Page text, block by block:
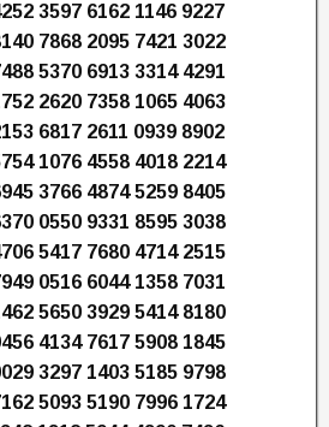
3597 6162 1146 9227
7868 2095 7421 3022
5370 6913 3314 4291
2620 7358 1065 4063
6817 2611 0939 8902
1076 4558 4018 2214
3766 4874 5259 8405
0550 9331 8595 3038
5417 7680 4714 2515
0516 6044 1358 7031
5650 3929 5414 8180
4134 7617 5908 1845
3297 1403 5185 9798
5093 5190 7996 1724